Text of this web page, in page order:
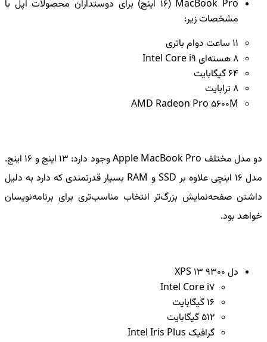
MacBook Pro
(16 اینچ) برای دوستداران محصولات اپل با
مشخصات زیر:
11 ساعت دوام باتری
8 هسته‌ای
Intel Core i9
64 گیگابایت
8 ترابایت
AMD Radeon Pro 5600M
دو مدل مختلف Apple MacBook Pro
وجود دارد: 13 اینچ و 16 اینچ.
مدل 16 اینچی علاوه بر
SSD و RAM بسیار قدرتمندی که دارد به دلیل
داشتن صفحه‌نمایش بزرگ‌تر انتخاب مناسب‌تری برای برنامه‌نویسان
خواهد بود.
دل XPS 13 9300
Intel Core i7
16 گیگابایت
512 گیگابایت
گرافیک Intel Iris Plus